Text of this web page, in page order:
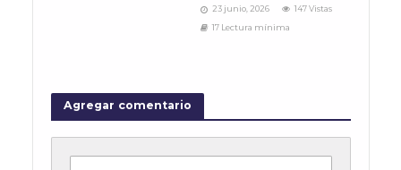
23 junio, 2026
147 Vistas
17 Lectura mínima
Agregar comentario